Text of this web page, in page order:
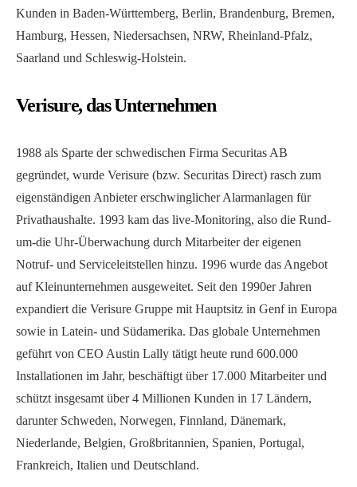
Kunden in Baden-Württemberg, Berlin, Brandenburg, Bremen,
Hamburg, Hessen, Niedersachsen, NRW, Rheinland-Pfalz,
Saarland und Schleswig-Holstein.
Verisure, das Unternehmen
1988 als Sparte der schwedischen Firma Securitas AB
gegründet, wurde Verisure (bzw. Securitas Direct) rasch zum
eigenständigen Anbieter erschwinglicher Alarmanlagen für
Privathaushalte. 1993 kam das live-Monitoring, also die Rund-
um-die Uhr-Überwachung durch Mitarbeiter der eigenen
Notruf- und Serviceleitstellen hinzu. 1996 wurde das Angebot
auf Kleinunternehmen ausgeweitet. Seit den 1990er Jahren
expandiert die Verisure Gruppe mit Hauptsitz in Genf in Europa
sowie in Latein- und Südamerika. Das globale Unternehmen
geführt von CEO Austin Lally tätigt heute rund 600.000
Installationen im Jahr, beschäftigt über 17.000 Mitarbeiter und
schützt insgesamt über 4 Millionen Kunden in 17 Ländern,
darunter Schweden, Norwegen, Finnland, Dänemark,
Niederlande, Belgien, Großbritannien, Spanien, Portugal,
Frankreich, Italien und Deutschland.